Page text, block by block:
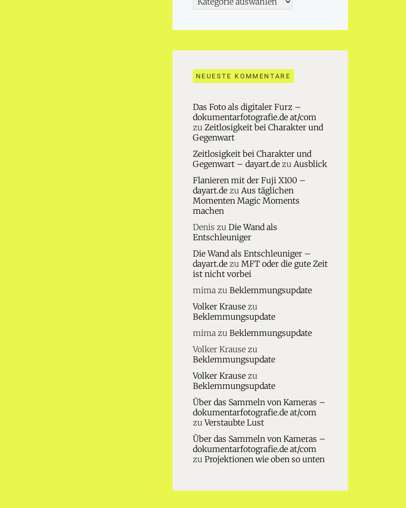
NEUESTE KOMMENTARE
Das Foto als digitaler Furz –
dokumentarfotografie.de at/com
zu Zeitlosigkeit bei Charakter und
Gegenwart
Zeitlosigkeit bei Charakter und
Gegenwart – dayart.dezu Ausblick
Flanieren mit der Fuji X100 –
dayart.dezu Aus täglichen
Momenten Magic Moments
machen
Denis zu Die Wand als
Entschleuniger
Die Wand als Entschleuniger –
dayart.dezu MFT oder die gute Zeit
ist nicht vorbei
mimazu Beklemmungsupdate
Volker Krausezu
Beklemmungsupdate
mimazu Beklemmungsupdate
Volker Krausezu
Beklemmungsupdate
Volker Krausezu
Beklemmungsupdate
Über das Sammeln von Kameras –
dokumentarfotografie.de at/com
zuVerstaubte Lust
Über das Sammeln von Kameras –
dokumentarfotografie.de at/com
zu Projektionen wie oben so unten